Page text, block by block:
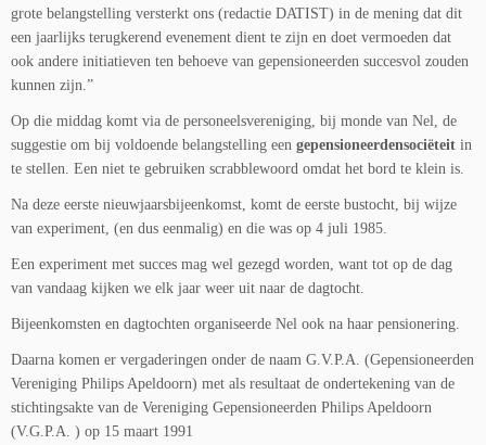
grote belangstelling versterkt ons (redactie DATIST) in de mening dat dit
een jaarlijks terugkerend evenement dient te zijn en doet vermoeden dat
ook andere initiatieven ten behoeve van gepensioneerden succesvol zouden
kunnen zijn.”
Op die middag komt via de personeelsvereniging, bij monde van Nel, de
suggestie om bij voldoende belangstelling een gepensioneerdensociëteit in
te stellen. Een niet te gebruiken scrabblewoord omdat het bord te klein is.
Na deze eerste nieuwjaarsbijeenkomst, komt de eerste bustocht, bij wijze
van experiment, (en dus eenmalig) en die was op 4 juli 1985.
Een experiment met succes mag wel gezegd worden, want tot op de dag
van vandaag kijken we elk jaar weer uit naar de dagtocht.
Bijeenkomsten en dagtochten organiseerde Nel ook na haar pensionering.
Daarna komen er vergaderingen onder de naam G.V.P.A. (Gepensioneerden
Vereniging Philips Apeldoorn) met als resultaat de ondertekening van de
stichtingsakte van de Vereniging Gepensioneerden Philips Apeldoorn
(V.G.P.A. ) op 15 maart 1991